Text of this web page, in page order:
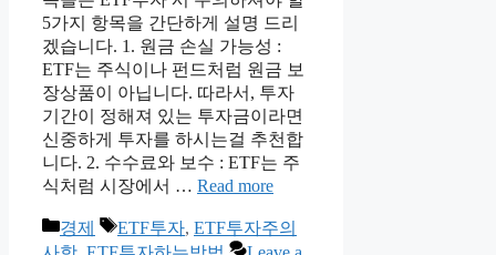
5가지 항목을 간단하게 설명 드리
겠습니다. 1. 원금 손실 가능성 :
ETF는 주식이나 펀드처럼 원금 보
장상품이 아닙니다. 따라서, 투자
기간이 정해져 있는 투자금이라면
신중하게 투자를 하시는걸 추천합
니다. 2. 수수료와 보수 : ETF는 주
식처럼 시장에서 … Read more
Categories
경제 Tags
ETF투자, ETF투자주의